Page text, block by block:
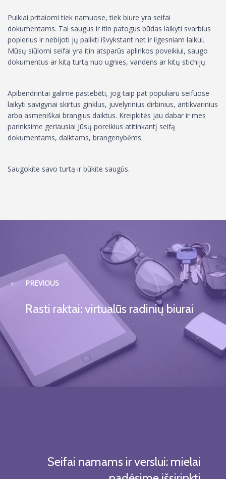
Puikiai pritaiomi tiek namuose, tiek biure yra seifai
dokumentams. Tai saugus ir itin patogus būdas laikyti svarbius
popierius ir nebijoti jų palikti išvykstant net ir ilgesniam laikui.
Mūsų siūlomi seifai yra itin atsparūs aplinkos poveikiui, saugo
dokumentus ar kitą turtą nuo ugnies, vandens ar kitų stichijų.
Apibendrintai galime pastebėti, jog taip pat populiaru seifuose
laikyti savigynai skirtus ginklus, juvelyrinius dirbinius, antikvarinius
arba asmeniškai brangius daiktus. Kreipkitės jau dabar ir mes
parinksime geriausiai Jūsų poreikius atitinkantį seifą
dokumentams, daiktams, brangenybėms.
Saugokite savo turtą ir būkite saugūs.
PREVIOUS
Rasti raktai: virtualūs radinių biurai
Seifai namams ir verslui: mielai